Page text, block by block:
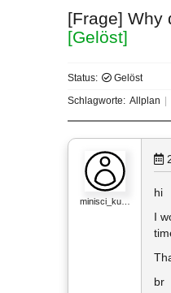
[Frage] Why
[Gelöst]
Status:
Gelöst
Schlagworte: Allplan
minisci_ku…
hi
I
br